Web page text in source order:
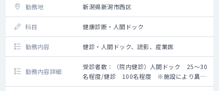
勤務地 新潟県新潟市西区
科目 健康診断・人間ドック
勤務内容 健診・人間ドック、読影、産業医
勤務内容詳細
受診者数：（院内健診）人間ドック 25～30
名程度/健診 100名程度 ※施設により異な
ります。